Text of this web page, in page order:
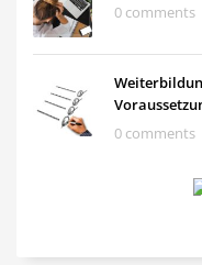
0 comments
0 comments